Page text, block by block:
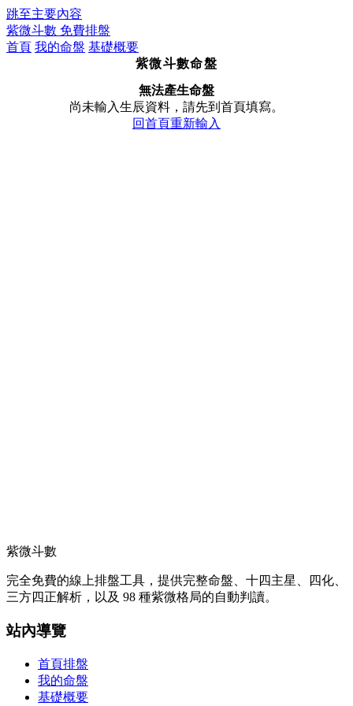
跳至主要內容
紫微斗數 免費排盤
首頁 我的命盤 基礎概要
紫微斗數命盤
無法產生命盤
尚未輸入生辰資料，請先到首頁填寫。
回首頁重新輸入
紫微斗數
完全免費的線上排盤工具，提供完整命盤、十四主星、四化、
三方四正解析，以及 98 種紫微格局的自動判讀。
站內導覽
首頁排盤
我的命盤
基礎概要